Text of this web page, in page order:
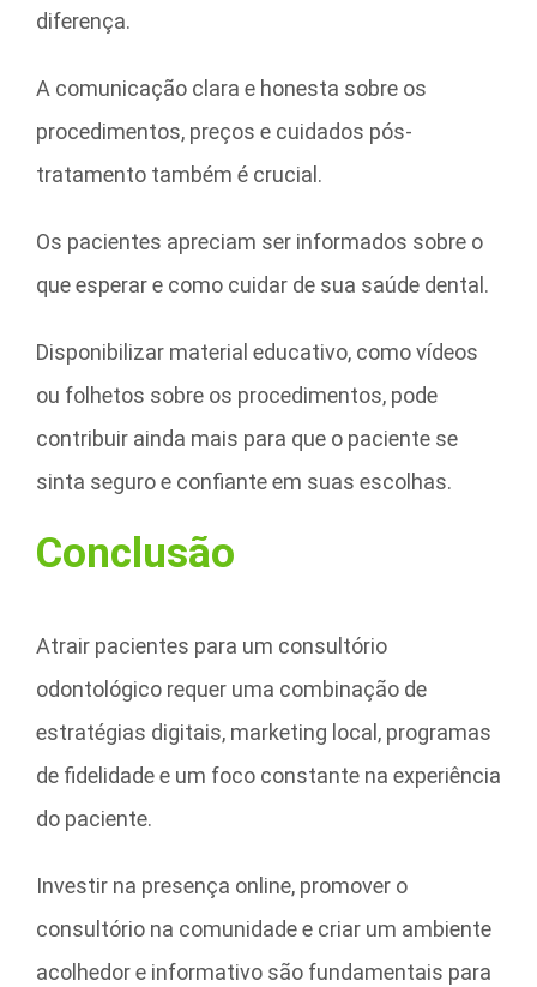
diferença.
A comunicação clara e honesta sobre os
procedimentos, preços e cuidados pós-
tratamento também é crucial.
Os pacientes apreciam ser informados sobre o
que esperar e como cuidar de sua saúde dental.
Disponibilizar material educativo, como vídeos
ou folhetos sobre os procedimentos, pode
contribuir ainda mais para que o paciente se
sinta seguro e confiante em suas escolhas.
Conclusão
Atrair pacientes para um consultório
odontológico requer uma combinação de
estratégias digitais, marketing local, programas
de fidelidade e um foco constante na experiência
do paciente.
Investir na presença online, promover o
consultório na comunidade e criar um ambiente
acolhedor e informativo são fundamentais para